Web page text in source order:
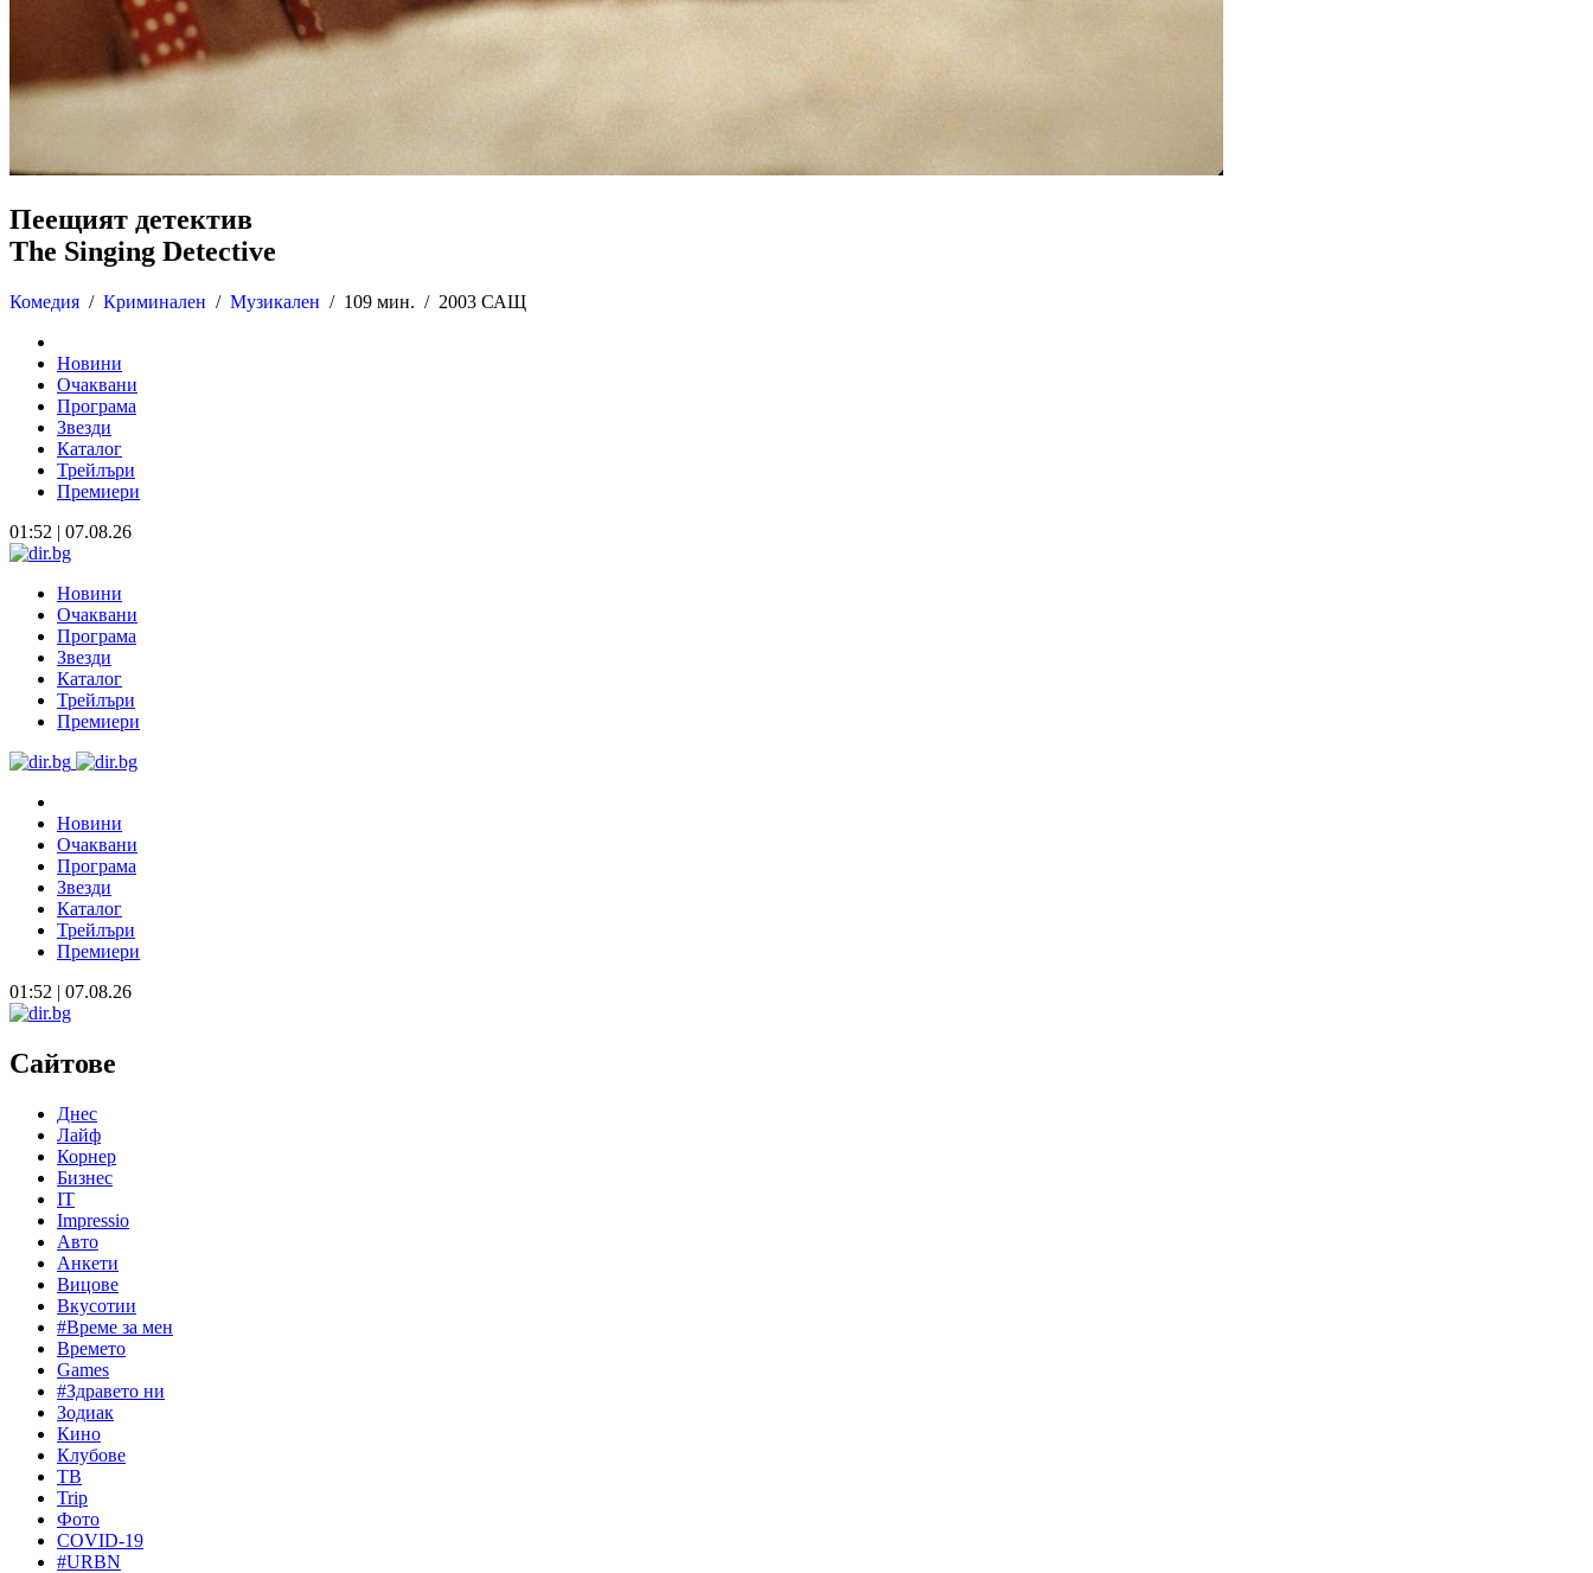
Пеещият детектив
The Singing Detective
Комедия / Криминален / Музикален / 109 мин. / 2003 САЩ
Новини
Очаквани
Програма
Звезди
Каталог
Трейлъри
Премиери
01:52 | 07.08.26
Новини
Очаквани
Програма
Звезди
Каталог
Трейлъри
Премиери
Новини
Очаквани
Програма
Звезди
Каталог
Трейлъри
Премиери
01:52 | 07.08.26
Сайтове
Днес
Лайф
Корнер
Бизнес
IT
Impressio
Авто
Анкети
Вицове
Вкусотии
#Време за мен
Времето
Games
#Здравето ни
Зодиак
Кино
Клубове
ТВ
Trip
Фото
COVID-19
#URBN